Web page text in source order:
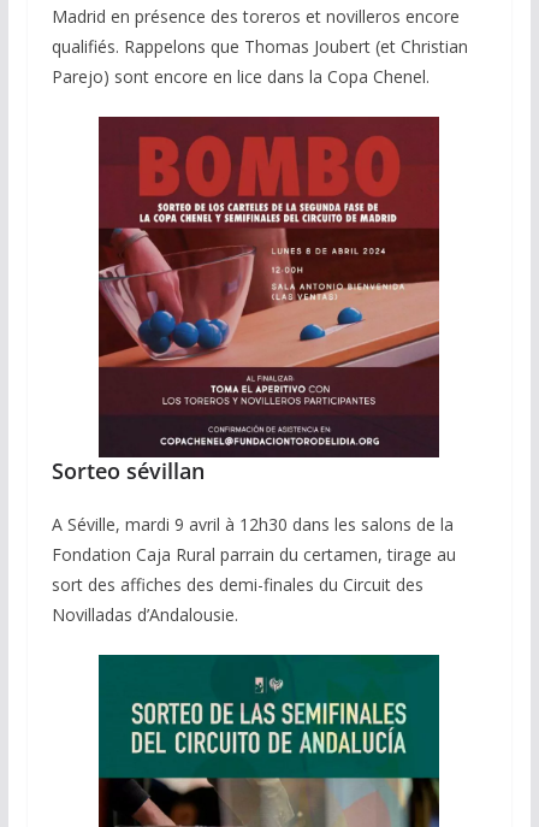
Madrid en présence des toreros et novilleros encore
qualifiés. Rappelons que Thomas Joubert (et Christian
Parejo) sont encore en lice dans la Copa Chenel.
Sorteo sévillan
A Séville, mardi 9 avril à 12h30 dans les salons de la
Fondation Caja Rural parrain du certamen, tirage au
sort des affiches des demi-finales du Circuit des
Novilladas d’Andalousie.